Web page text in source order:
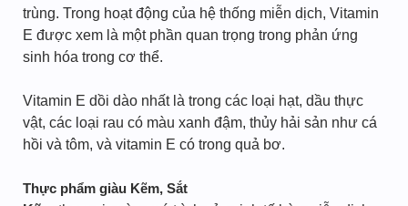
trùng. Trong hoạt động của hệ thống miễn dịch, Vitamin
E được xem là một phần quan trọng trong phản ứng
sinh hóa trong cơ thể.
Vitamin E dồi dào nhất là trong các loại hạt, dầu thực
vật, các loại rau có màu xanh đậm, thủy hải sản như cá
hồi và tôm, và vitamin E có trong quả bơ.
Thực phẩm giàu Kẽm, Sắt